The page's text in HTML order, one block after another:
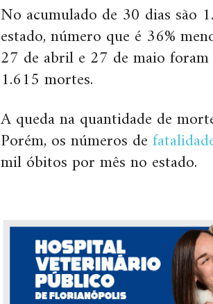
No acumulado de 30 dias são
estado, número que é 36%
27 de abril e 27 de maio
1.615 mortes.
A queda na quantidade de
Porém, os números de
mil óbitos por mês no estado.